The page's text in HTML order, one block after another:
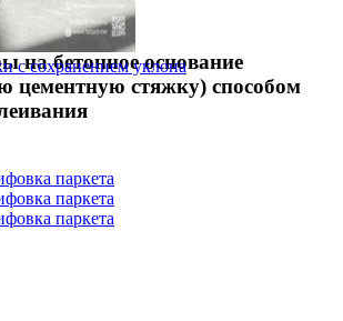
на бетонное основание
цементную стяжку) способом